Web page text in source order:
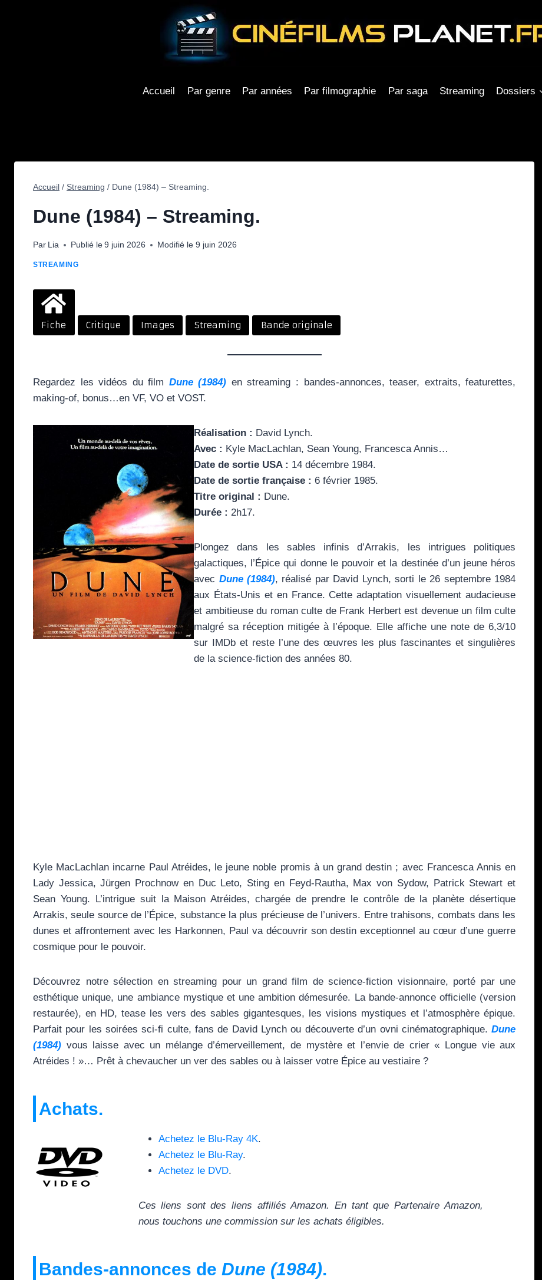
Accueil Par genre Par années Par filmographie Par saga Streaming Dossiers
Accueil / Streaming / Dune (1984) – Streaming.
Dune (1984) – Streaming.
Par Lia Publié le 9 juin 2026 Modifié le 9 juin 2026
STREAMING
Fiche Critique Images Streaming Bande originale
Regardez les vidéos du film Dune (1984) en streaming : bandes-annonces, teaser, extraits, featurettes,
making-of, bonus…en VF, VO et VOST.
Réalisation : David Lynch.
Avec : Kyle MacLachlan, Sean Young, Francesca Annis…
Date de sortie USA : 14 décembre 1984.
Date de sortie française : 6 février 1985.
Titre original : Dune.
Durée : 2h17.
Plongez dans les sables infinis d’Arrakis, les intrigues politiques
galactiques, l’Épice qui donne le pouvoir et la destinée d’un jeune héros
avec Dune (1984), réalisé par David Lynch, sorti le 26 septembre 1984
aux États-Unis et en France. Cette adaptation visuellement audacieuse
et ambitieuse du roman culte de Frank Herbert est devenue un film culte
malgré sa réception mitigée à l’époque. Elle affiche une note de 6,3/10
sur IMDb et reste l’une des œuvres les plus fascinantes et singulières
de la science-fiction des années 80.
Kyle MacLachlan incarne Paul Atréides, le jeune noble promis à un grand destin ; avec Francesca Annis en
Lady Jessica, Jürgen Prochnow en Duc Leto, Sting en Feyd-Rautha, Max von Sydow, Patrick Stewart et
Sean Young. L’intrigue suit la Maison Atréides, chargée de prendre le contrôle de la planète désertique
Arrakis, seule source de l’Épice, substance la plus précieuse de l’univers. Entre trahisons, combats dans les
dunes et affrontement avec les Harkonnen, Paul va découvrir son destin exceptionnel au cœur d’une guerre
cosmique pour le pouvoir.
Découvrez notre sélection en streaming pour un grand film de science-fiction visionnaire, porté par une
esthétique unique, une ambiance mystique et une ambition démesurée. La bande-annonce officielle (version
restaurée), en HD, tease les vers des sables gigantesques, les visions mystiques et l’atmosphère épique.
Parfait pour les soirées sci-fi culte, fans de David Lynch ou découverte d’un ovni cinématographique.Dune
(1984) vous laisse avec un mélange d’émerveillement, de mystère et l’envie de crier « Longue vie aux
Atréides ! »… Prêt à chevaucher un ver des sables ou à laisser votre Épice au vestiaire ?
Achats.
Achetez le Blu-Ray 4K.
Achetez le Blu-Ray.
Achetez le DVD.
Ces liens sont des liens affiliés Amazon. En tant que Partenaire Amazon,
nous touchons une commission sur les achats éligibles.
Bandes-annonces de Dune (1984).